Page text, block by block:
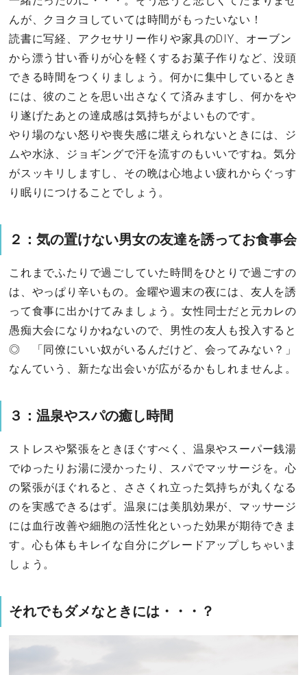
んが、クヨクヨしていては時間がもったいない！
読書に写経、アクセサリー作りや家具のDIY、オーブン
から漂う甘い香りが心を軽くするお菓子作りなど、没頭
できる時間をつくりましょう。何かに集中しているとき
には、彼のことを思い出さなくて済みますし、何かをや
り遂げたあとの達成感は気持ちがよいものです。
やり場のない怒りや喪失感に堪えられないときには、ジ
ムや水泳、ジョギングで汗を流すのもいいですね。気分
がスッキリしますし、その晩は心地よい疲れからぐっす
り眠りにつけることでしょう。
２：気の置けない男女の友達を誘ってお食事会
これまでふたりで過ごしていた時間をひとりで過ごすの
は、やっぱり辛いもの。金曜や週末の夜には、友人を誘
って食事に出かけてみましょう。女性同士だと元カレの
愚痴大会になりかねないので、男性の友人も投入すると
◎ 「同僚にいい奴がいるんだけど、会ってみない？」
なんていう、新たな出会いが広がるかもしれませんよ。
３：温泉やスパの癒し時間
ストレスや緊張をときほぐすべく、温泉やスーパー銭湯
でゆったりお湯に浸かったり、スパでマッサージを。心
の緊張がほぐれると、ささくれ立った気持ちが丸くなる
のを実感できるはず。温泉には美肌効果が、マッサージ
には血行改善や細胞の活性化といった効果が期待できま
す。心も体もキレイな自分にグレードアップしちゃいま
しょう。
それでもダメなときには・・・？